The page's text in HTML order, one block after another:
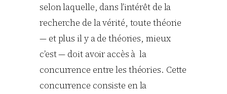
selon laquelle, dans l’intérêt de la
recherche de la vérité, toute théorie
— et plus il y a de théories, mieux
c’est — doit avoir accès à la
concurrence entre les théories. Cette
concurrence consiste en la